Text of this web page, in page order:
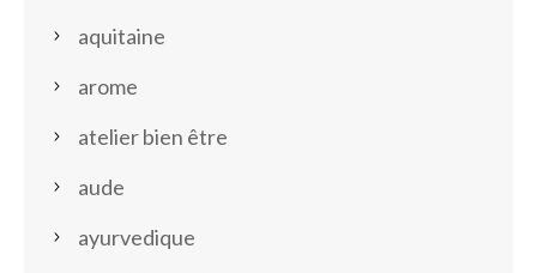
aquitaine
arome
atelier bien être
aude
ayurvedique